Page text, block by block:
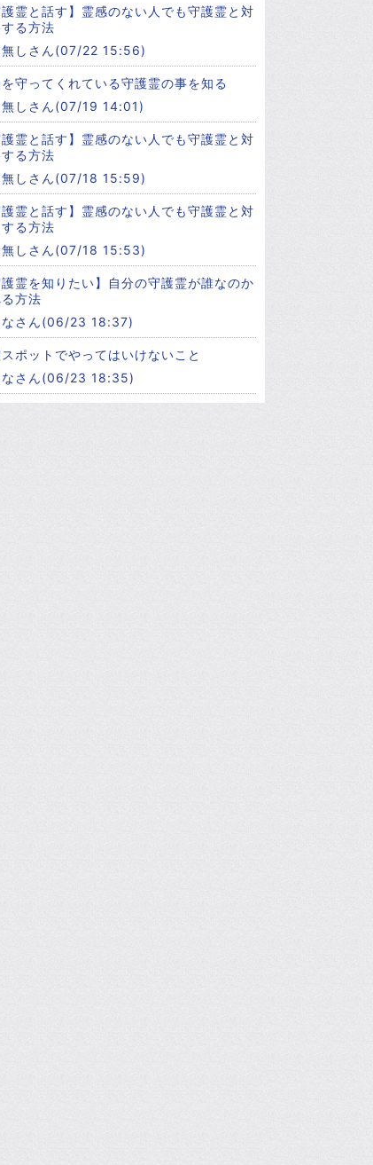
護霊と話す】霊感のない人でも守護霊と対
る方法
無しさん(07/22 15:56)
を守ってくれている守護霊の事を知る
無しさん(07/19 14:01)
護霊と話す】霊感のない人でも守護霊と対
る方法
無しさん(07/18 15:59)
護霊と話す】霊感のない人でも守護霊と対
る方法
無しさん(07/18 15:53)
護霊を知りたい】自分の守護霊が誰なのか
方法
なさん(06/23 18:37)
ポットでやってはいけないこと
なさん(06/23 18:35)